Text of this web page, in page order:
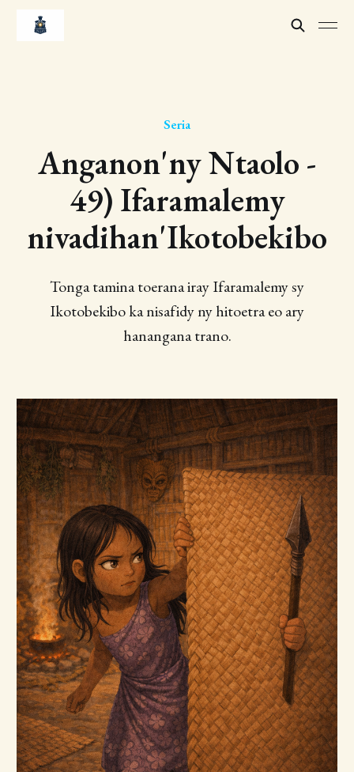
Seria
Anganon'ny Ntaolo -
49) Ifaramalemy
nivadihan'Ikotobekibo
Tonga tamina toerana iray Ifaramalemy sy
Ikotobekibo ka nisafidy ny hitoetra eo ary
hanangana trano.